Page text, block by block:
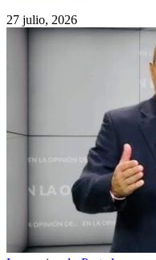
27 julio, 2026